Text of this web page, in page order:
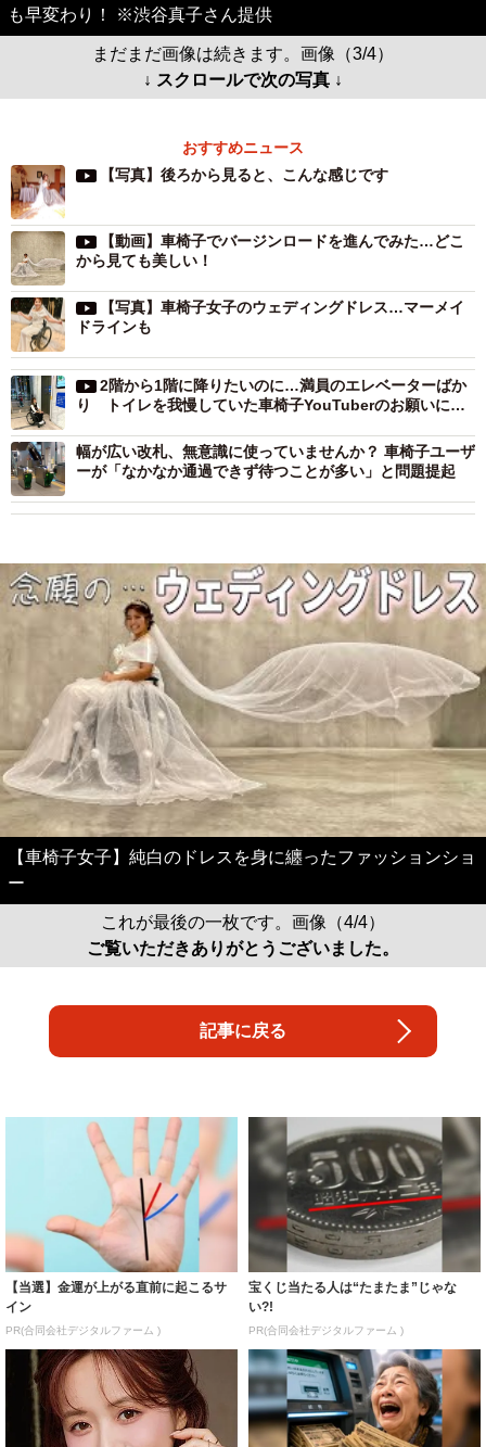
も早変わり！ ※渋谷真子さん提供
まだまだ画像は続きます。画像（3/4）
↓ スクロールで次の写真 ↓
おすすめニュース
【写真】後ろから見ると、こんな感じです
【動画】車椅子でバージンロードを進んでみた…どこ
から見ても美しい！
【写真】車椅子女子のウェディングドレス…マーメイ
ドラインも
2階から1階に降りたいのに…満員のエレベーターばか
り トイレを我慢していた車椅子YouTuberのお願いに
幅が広い改札、無意識に使っていませんか？ 車椅子ユーザ
ーが「なかなか通過できず待つことが多い」と問題提起
【車椅子女子】純白のドレスを身に纏ったファッションショ
ー
これが最後の一枚です。画像（4/4）
ご覧いただきありがとうございました。
記事に戻る
【当選】金運が上がる直前に起こるサ
イン
PR(合同会社デジタルファーム )
宝くじ当たる人は“たまたま”じゃな
い?!
PR(合同会社デジタルファーム )